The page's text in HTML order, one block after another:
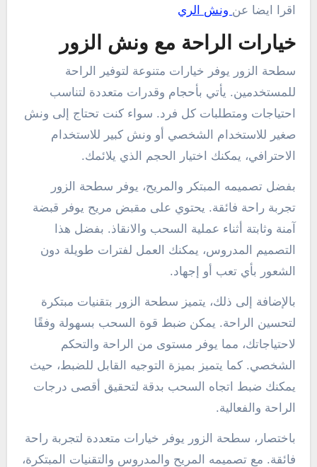
اقرا ايضا عن ونش الري
خيارات الراحة مع ونش الزور
سطحة الزور يوفر خيارات متنوعة لتوفير الراحة
للمستخدمين. يأتي بأحجام وقدرات متعددة لتناسب
احتياجات ومتطلبات كل فرد. سواء كنت تحتاج إلى ونش
صغير للاستخدام الشخصي أو ونش كبير للاستخدام
الاحترافي، يمكنك اختيار الحجم الذي يلائمك.
بفضل تصميمه المبتكر والمريح، يوفر سطحة الزور
تجربة راحة فائقة. يحتوي على مقبض مريح يوفر قبضة
آمنة وثابتة أثناء عملية السحب والانقاذ. بفضل هذا
التصميم المدروس، يمكنك العمل لفترات طويلة دون
الشعور بأي تعب أو إجهاد.
بالإضافة إلى ذلك، يتميز سطحة الزور بتقنيات مبتكرة
لتحسين الراحة. يمكن ضبط قوة السحب بسهولة وفقًا
لاحتياجاتك، مما يوفر مستوى من الراحة والتحكم
الشخصي. كما يتميز بميزة التوجيه القابل للضبط، حيث
يمكنك ضبط اتجاه السحب بدقة لتحقيق أقصى درجات
الراحة والفعالية.
باختصار، سطحة الزور يوفر خيارات متعددة لتجربة راحة
فائقة. مع تصميمه المريح والمدروس والتقنيات المبتكرة،